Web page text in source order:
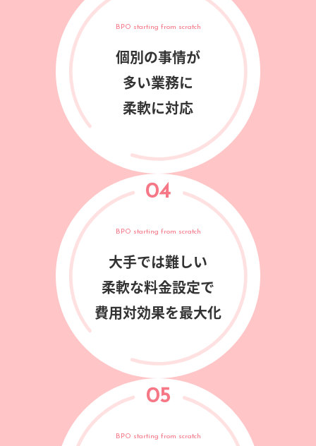
BPO starting from scratch
個別の事情が
多い業務に
柔軟に対応
04
BPO starting from scratch
大手では難しい
柔軟な料金設定で
費用対効果を最大化
05
BPO starting from scratch